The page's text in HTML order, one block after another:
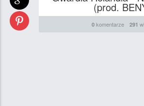
(prod.
0 komentarze 291